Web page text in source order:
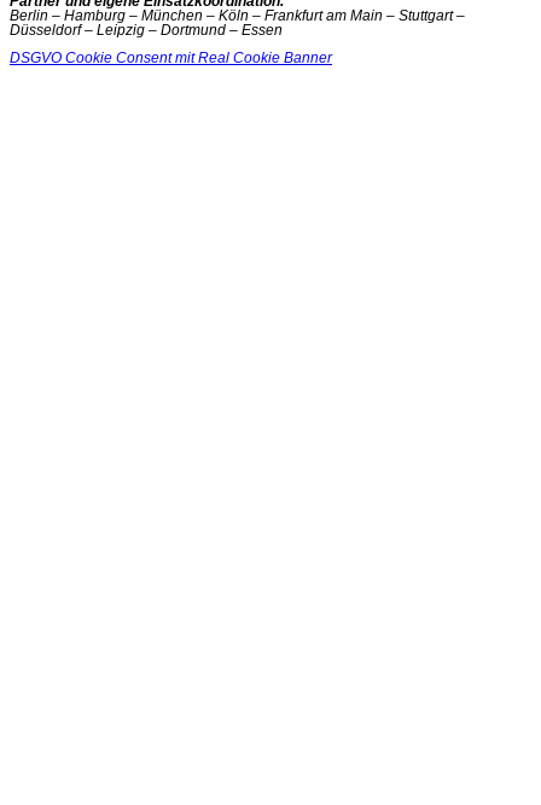
Berlin – Hamburg – München – Köln – Frankfurt am Main – Stuttgart –
Düsseldorf – Leipzig – Dortmund – Essen
DSGVO Cookie Consent mit Real Cookie Banner